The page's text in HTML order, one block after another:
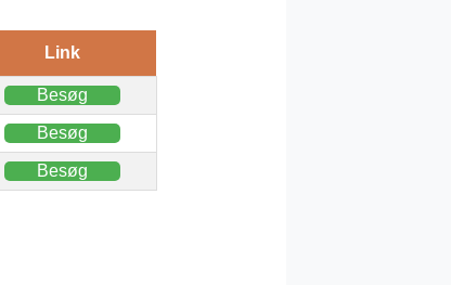
Link
Besøg
Besøg
Besøg